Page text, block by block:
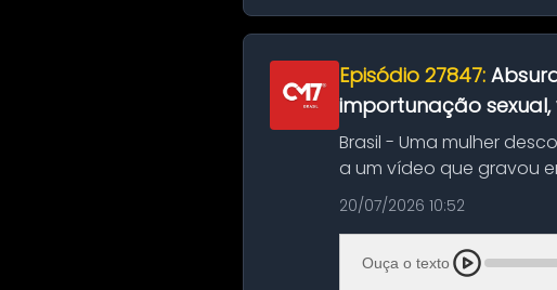
Episódio 27847:
importunação
Brasil - Uma mulher
a um vídeo que gravou
na Bahia. O c...
20/07/2026 10:52
Ouça o texto